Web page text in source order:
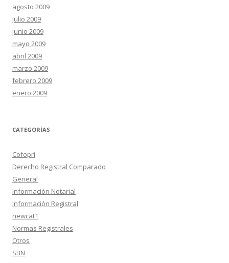
agosto 2009
julio 2009
junio 2009
mayo 2009
abril 2009
marzo 2009
febrero 2009
enero 2009
CATEGORÍAS
Cofopri
Derecho Registral Comparado
General
Información Notarial
Información Registral
newcat1
Normas Registrales
Otros
SBN